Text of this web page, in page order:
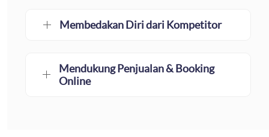
Membedakan Diri dari Kompetitor
Mendukung Penjualan & Booking
Online